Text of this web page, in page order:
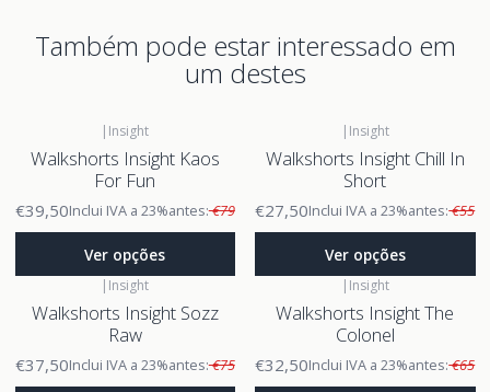
Também pode estar interessado em
um destes
| Insight
Walkshorts Insight Kaos
For Fun
€39,50Inclui IVA a 23%antes:€79
Ver opções
| Insight
Walkshorts Insight Chill In
Short
€27,50Inclui IVA a 23%antes:€55
Ver opções
| Insight
Walkshorts Insight Sozz
Raw
€37,50Inclui IVA a 23%antes:€75
| Insight
Walkshorts Insight The
Colonel
€32,50Inclui IVA a 23%antes:€65